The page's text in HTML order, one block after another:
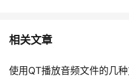
相关文章
使用QT播放音频文件的几